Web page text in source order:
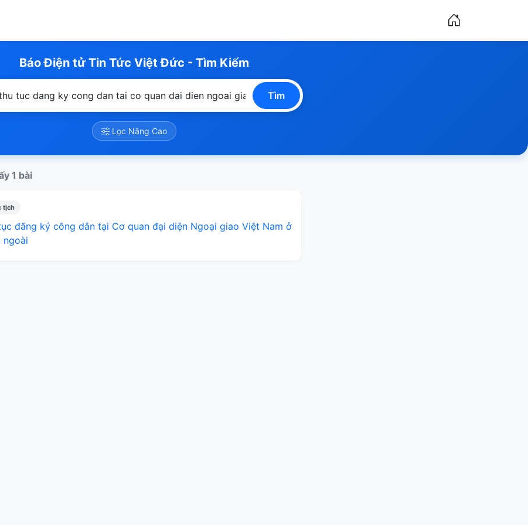
Báo Điện tử Tin Tức Việt Đức - Tìm Kiếm
Tìm
Lọc Nâng Cao
1 bài
tịch
đăng ký công dân tại Cơ quan đại diện Ngoại giao Việt Nam ở
ngoài